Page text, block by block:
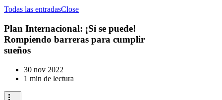
Todas las entradasClose
Plan Internacional: ¡Sí se puede!
Rompiendo barreras para cumplir
sueños
30 nov 2022
1 min de lectura